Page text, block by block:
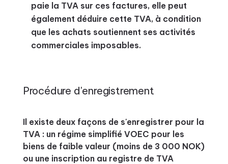
paie la TVA sur ces factures, elle peut
également déduire cette TVA, à condition
que les achats soutiennent ses activités
commerciales imposables.
Procédure d'enregistrement
Il existe deux façons de s'enregistrer pour la
TVA : un régime simplifié VOEC pour les
biens de faible valeur (moins de 3 000 NOK)
ou une inscription au registre de TVA